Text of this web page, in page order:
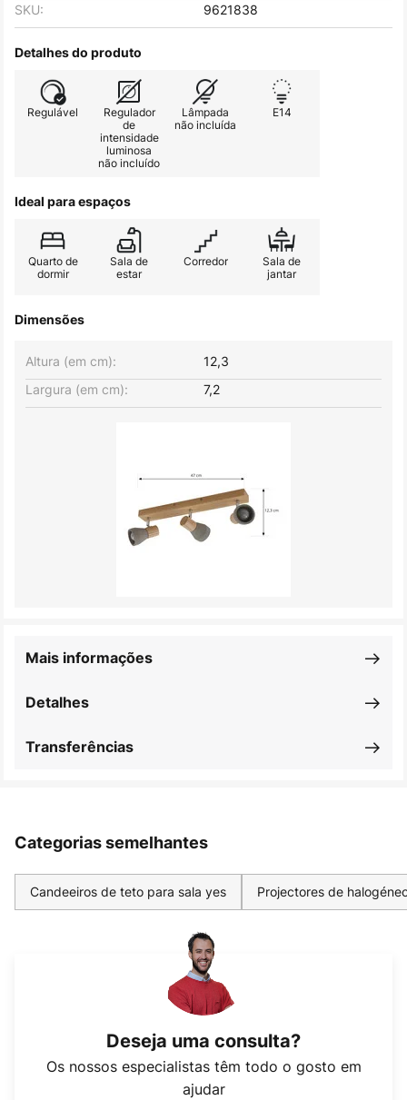
SKU:
9621838
Detalhes do produto
Regulável
Regulador
de
intensidade
luminosa
não incluído
Lâmpada
não incluída
E14
Ideal para espaços
Quarto de
dormir
Sala de
estar
Corredor
Sala de
jantar
Dimensões
Largura (em cm): 7,2
Altura (em cm): 12,3
Detalhes
Mais informações
Transferências
Categorias semelhantes
Candeeiros de teto para sala yes Projectores de
Deseja uma consulta?
Os nossos especialistas têm todo o gosto em
ajudar